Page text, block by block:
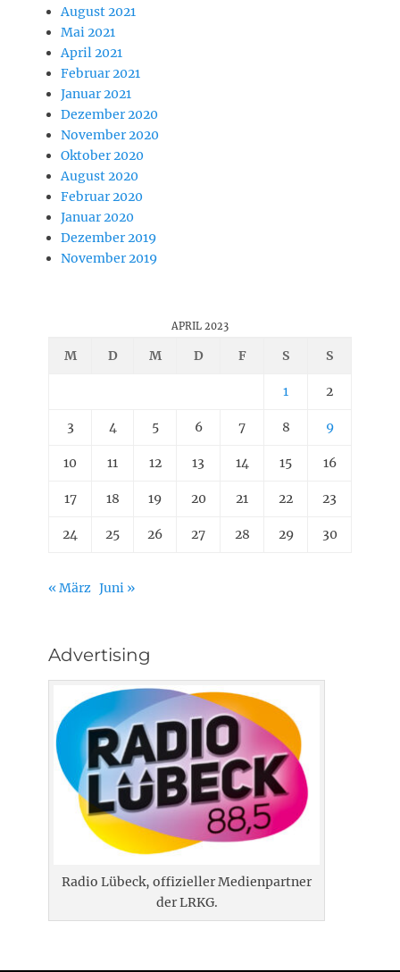
August 2021
Mai 2021
April 2021
Februar 2021
Januar 2021
Dezember 2020
November 2020
Oktober 2020
August 2020
Februar 2020
Januar 2020
Dezember 2019
November 2019
APRIL 2023
M D M D F S S
1 2
3 4 5 6 7 8 9
10 11 12 13 14 15 16
17 18 19 20 21 22 23
24 25 26 27 28 29 30
« März Juni »
Advertising
Radio Lübeck, offizieller Medienpartner
der LRKG.